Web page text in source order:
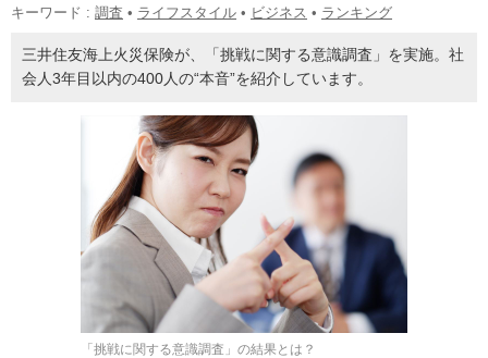
キーワード : 調査 • ライフスタイル • ビジネス • ランキング
三井住友海上火災保険が、「挑戦に関する意識調査」を実施。社
会人3年目以内の400人の“本音”を紹介しています。
「挑戦に関する意識調査」の結果とは？